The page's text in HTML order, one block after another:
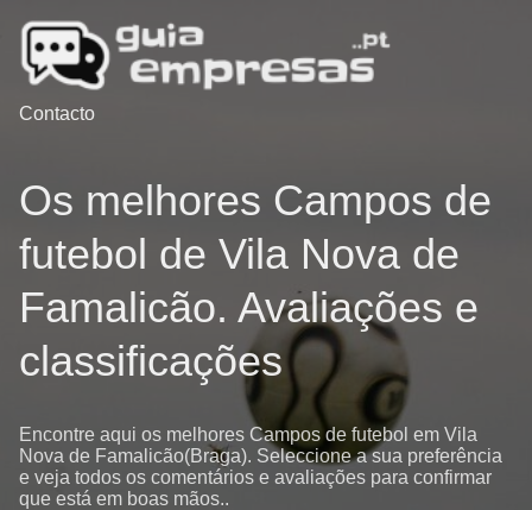
Contacto
Os melhores Campos de
futebol de Vila Nova de
Famalicão. Avaliações e
classificações
Encontre aqui os melhores Campos de futebol em Vila
Nova de Famalicão(Braga). Seleccione a sua preferência
e veja todos os comentários e avaliações para confirmar
que está em boas mãos..